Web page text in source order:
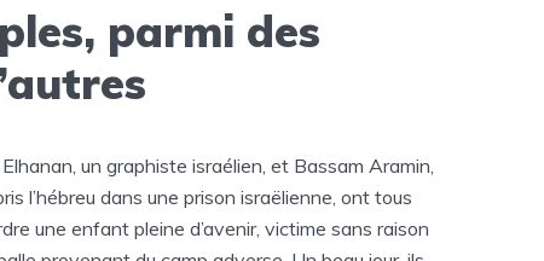
parmi des
un graphiste israélien, et Bassam Aramin,
l’hébreu dans une prison israëlienne, ont tous
une enfant pleine d’avenir, victime sans raison